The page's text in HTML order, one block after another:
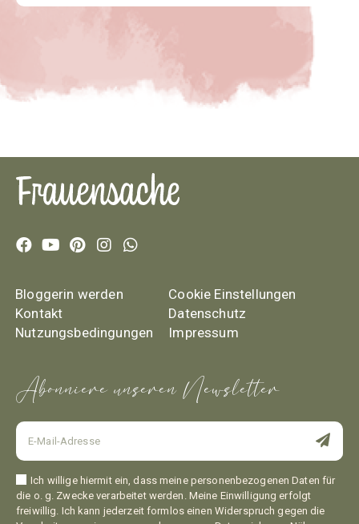
Bloggerin werden
Kontakt
Nutzungsbedingungen
Cookie Einstellungen
Datenschutz
Impressum
Abonniere unseren Newsletter
Ich willige hiermit ein, dass meine personenbezogenen Daten für
die o. g. Zwecke verarbeitet werden. Meine Einwilligung erfolgt
freiwillig. Ich kann jederzeit formlos einen Widerspruch gegen die